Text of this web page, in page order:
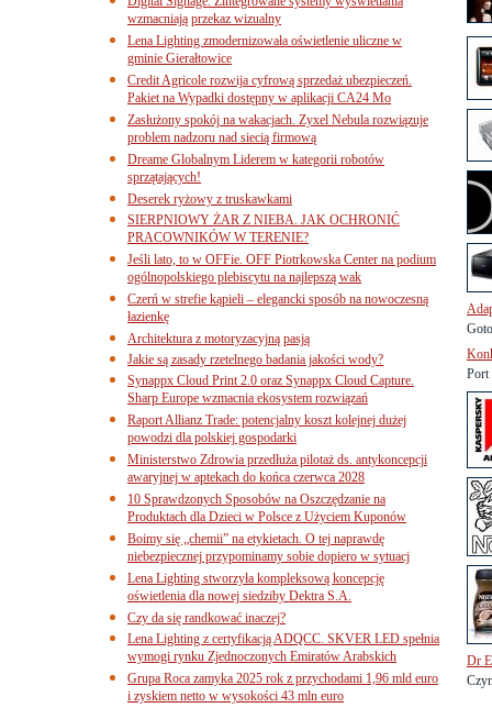
Port
Dr
wzmacniają przekaz wizualny
Lena Lighting zmodernizowała oświetlenie uliczne w
gminie Gierałtowice
Credit Agricole rozwija cyfrową sprzedaż ubezpieczeń.
Pakiet na Wypadki dostępny w aplikacji CA24 Mo
Zasłużony spokój na wakacjach. Zyxel Nebula rozwiązuje
problem nadzoru nad siecią firmową
Dreame Globalnym Liderem w kategorii robotów
sprzątających!
Deserek ryżowy z truskawkami
SIERPNIOWY ŻAR Z NIEBA. JAK OCHRONIĆ
PRACOWNIKÓW W TERENIE?
Jeśli lato, to w OFFie. OFF Piotrkowska Center na podium
ogólnopolskiego plebiscytu na najlepszą wak
Czerń w strefie kąpieli – elegancki sposób na nowoczesną
łazienkę
Architektura z motoryzacyjną pasją
Jakie są zasady rzetelnego badania jakości wody?
Synappx Cloud Print 2.0 oraz Synappx Cloud Capture.
Sharp Europe wzmacnia ekosystem rozwiązań
Raport Allianz Trade: potencjalny koszt kolejnej dużej
powodzi dla polskiej gospodarki
Ministerstwo Zdrowia przedłuża pilotaż ds. antykoncepcji
awaryjnej w aptekach do końca czerwca 2028
10 Sprawdzonych Sposobów na Oszczędzanie na
Produktach dla Dzieci w Polsce z Użyciem Kuponów
Boimy się „chemii” na etykietach. O tej naprawdę
niebezpiecznej przypominamy sobie dopiero w sytuacj
Lena Lighting stworzyła kompleksową koncepcję
oświetlenia dla nowej siedziby Dektra S.A.
Czy da się randkować inaczej?
Lena Lighting z certyfikacją ADQCC. SKVER LED spełnia
wymogi rynku Zjednoczonych Emiratów Arabskich
Grupa Roca zamyka 2025 rok z przychodami 1,96 mld euro
i zyskiem netto w wysokości 43 mln euro